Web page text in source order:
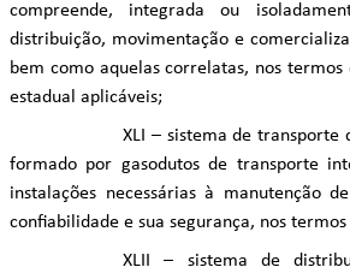
compreende, integrada ou
distribuição, movimentação e
bem como aquelas correlatas, nos
estadual aplicáveis;
XLI – sistema de transporte
formado por gasodutos de transporte
instalações necessárias à manutenção
confiabilidade e sua segurança, nos
XLII – sistema de